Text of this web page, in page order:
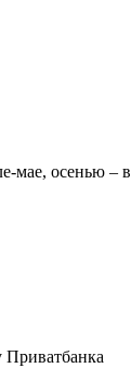
мае, осенью –
Приватбанка